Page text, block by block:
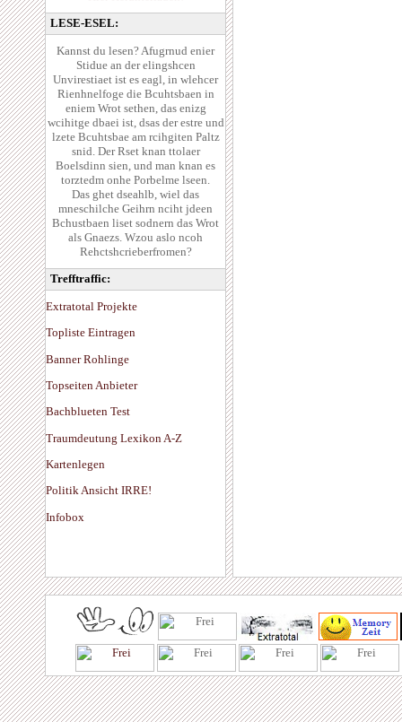
LESE-ESEL:
Kannst du lesen? Afugrnud enier
Stidue an der elingshcen
Unvirestiaet ist es eagl, in wlehcer
Rienhnelfoge die Bcuhtsbaen in
eniem Wrot sethen, das enizg
wcihitge dbaei ist, dsas der estre und
lzete Bcuhtsbae am rcihgiten Paltz
snid. Der Rset knan ttolaer
Boelsdinn sien, und man knan es
torztedm onhe Porbelme lseen.
Das ghet dseahlb, wiel das
mneschilche Geihrn nciht jdeen
Bchustbaen liset sodnern das Wrot
als Gnaezs. Wzou aslo ncoh
Rehctshcrieberfromen?
Trefftraffic:
Extratotal Projekte
Topliste Eintragen
Banner Rohlinge
Topseiten Anbieter
Bachblueten Test
Traumdeutung Lexikon A-Z
Kartenlegen
Politik Ansicht IRRE!
Infobox